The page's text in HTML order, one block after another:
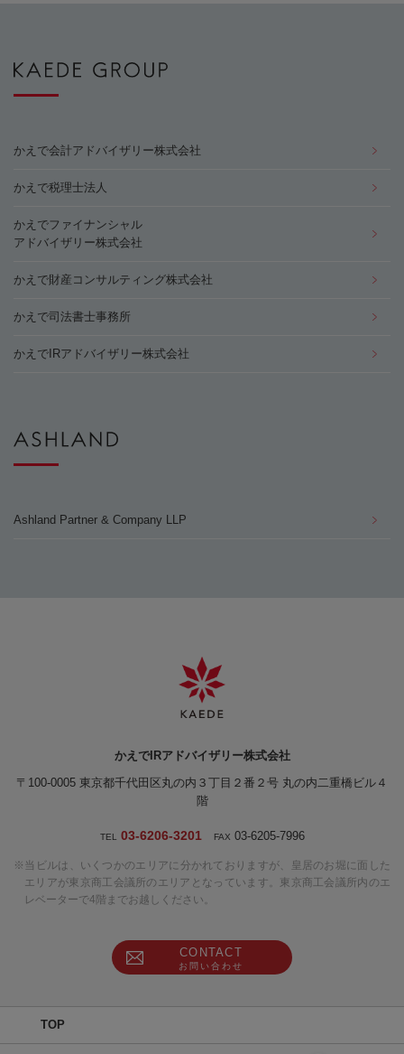
かえで会計アドバイザリー株式会社
かえで税理士法人
かえでファイナンシャル
アドバイザリー株式会社
かえで財産コンサルティング株式会社
かえで司法書士事務所
かえでIRアドバイザリー株式会社
Ashland Partner & Company LLP
かえでIRアドバイザリー株式会社
〒100-0005 東京都千代田区丸の内３丁目２番２号 丸の内二重橋ビル４
階
TEL 03-6206-3201 FAX 03-6205-7996
※当ビルは、いくつかのエリアに分かれておりますが、皇居のお堀に面した
エリアが東京商工会議所のエリアとなっています。東京商工会議所内のエ
レベーターで4階までお越しください。
CONTACT
お問い合わせ
TOP